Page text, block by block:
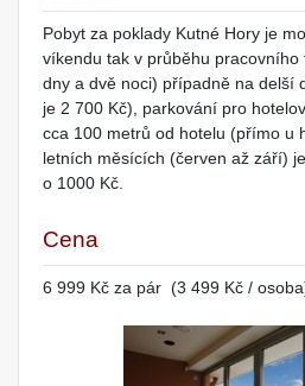
Pobyt za poklady Kutné Hory je
víkendu tak v průběhu pracovního
dny a dvě noci) případně na delší
je 2 700 Kč), parkování pro
cca 100 metrů od hotelu (přímo u
letních měsících (červen až září)
o 1000 Kč.
Cena
6 999 Kč za pár (3 499 Kč /